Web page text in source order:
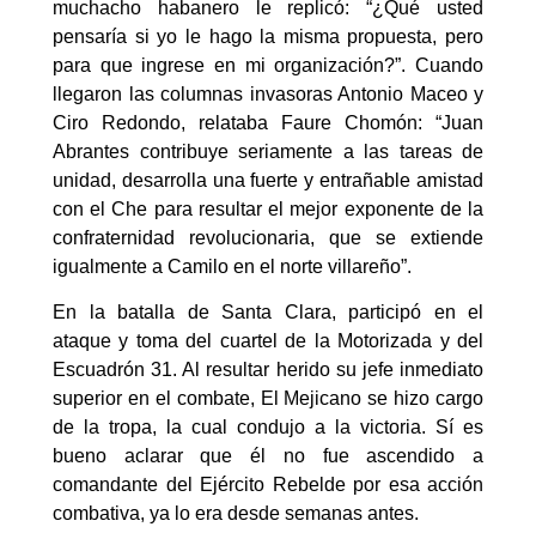
muchacho habanero le replicó: “¿Qué usted
pensaría si yo le hago la misma propuesta, pero
para que ingrese en mi organización?”. Cuando
llegaron las columnas invasoras Antonio Maceo y
Ciro Redondo, relataba Faure Chomón: “Juan
Abrantes contribuye seriamente a las tareas de
unidad, desarrolla una fuerte y entrañable amistad
con el Che para resultar el mejor exponente de la
confraternidad revolucionaria, que se extiende
igualmente a Camilo en el norte villareño”.
En la batalla de Santa Clara, participó en el
ataque y toma del cuartel de la Motorizada y del
Escuadrón 31. Al resultar herido su jefe inmediato
superior en el combate, El Mejicano se hizo cargo
de la tropa, la cual condujo a la victoria. Sí es
bueno aclarar que él no fue ascendido a
comandante del Ejército Rebelde por esa acción
combativa, ya lo era desde semanas antes.